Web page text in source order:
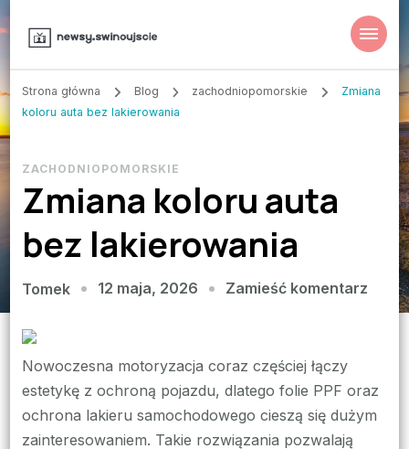
Strona główna Blog zachodniopomorskie
Zmiana
koloru auta bez lakierowania
ZACHODNIOPOMORSKIE
Zmiana koloru auta
bez lakierowania
Tomek 12 maja, 2026 Zamieść komentarzwe
auta
bez
Nowoczesna motoryzacja coraz częściej łączy
estetykę z ochroną pojazdu, dlatego folie PPF oraz
ochrona lakieru samochodowego cieszą się dużym
zainteresowaniem. Takie rozwiązania pozwalają